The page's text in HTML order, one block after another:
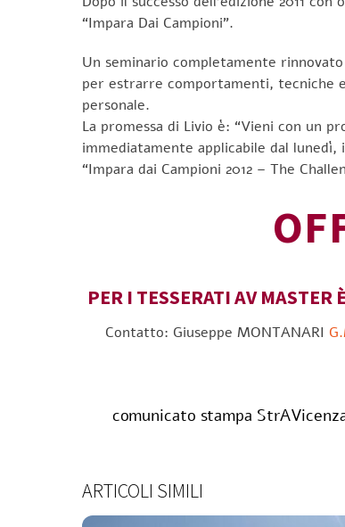
“Impara Dai Campioni”.
Un seminario completamente
per estrarre comportamenti, tecniche
personale.
La promessa di Livio è: “Vieni con un
immediatamente applicabile dal lunedì,
“Impara dai Campioni 2012 – The
PER I TESSERATI AV
Contatto: Giuseppe MONTANARI
comunicato stampa
ARTICOLI SIMILI